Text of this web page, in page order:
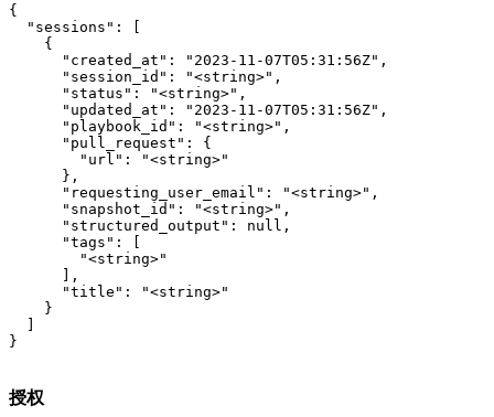
{
  "sessions": [
    {
      "created_at": "2023-11-07T05:31:56Z",
      "session_id": "<string>",
      "status": "<string>",
      "updated_at": "2023-11-07T05:31:56Z",
      "playbook_id": "<string>",
      "pull_request": {
        "url": "<string>"
      },
      "requesting_user_email": "<string>",
      "snapshot_id": "<string>",
      "structured_output": null,
      "tags": [
        "<string>"
      ],
      "title": "<string>"
    }
  ]
}
授权